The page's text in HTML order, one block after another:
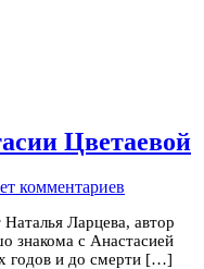
Цветаевой
комментариев
Ларцева, автор
знакома с Анастасией
годов и до смерти […]